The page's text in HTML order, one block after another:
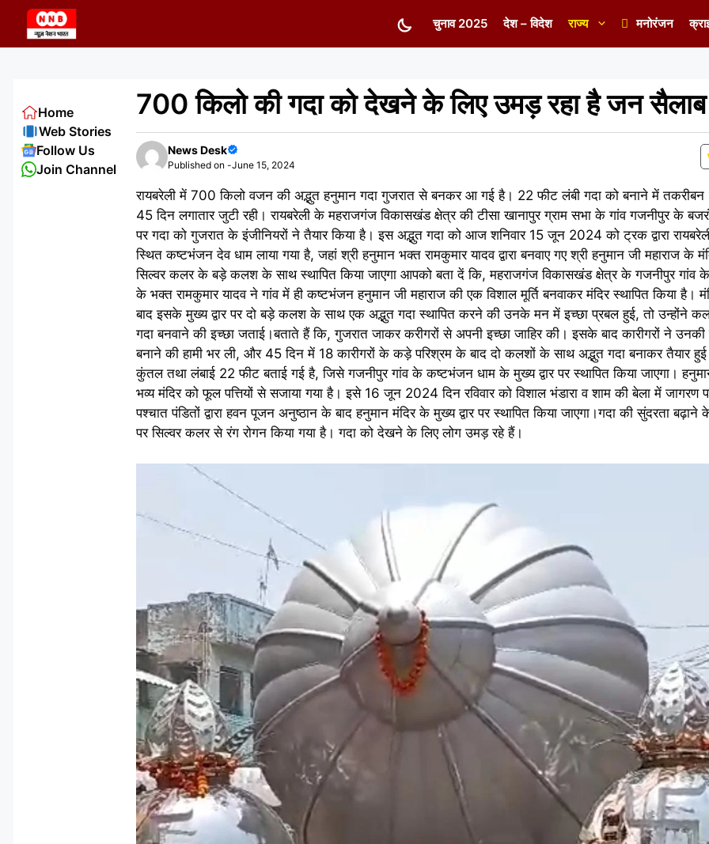
content
चुनाव 2025 देश – विदेश राज्य मनोरंजन
700 किलो की गदा को देखने के लिए उमड़ रहा है जन सैलाब
News Desk
Published on -June 15, 2024
रायबरेली में 700 किलो वजन की अद्भुत हनुमान गदा गुजरात से बनकर आ गई है। 22 फीट लंबी गदा को बनाने में तकरीबन
45 दिन लगातार जुटी रही। रायबरेली के महराजगंज विकासखंड क्षेत्र की टीसा खानापुर ग्राम सभा के गांव गजनीपुर के
पर गदा को गुजरात के इंजीनियरों ने तैयार किया है। इस अद्भुत गदा को आज शनिवार 15 जून 2024 को ट्रक द्वारा
स्थित कष्टभंजन देव धाम लाया गया है, जहां श्री हनुमान भक्त रामकुमार यादव द्वारा बनवाए गए श्री हनुमान जी महाराज के
सिल्वर कलर के बड़े कलश के साथ स्थापित किया जाएगा आपको बता दें कि, महराजगंज विकासखंड क्षेत्र के गजनीपुर गांव के
के भक्त रामकुमार यादव ने गांव में ही कष्टभंजन हनुमान जी महाराज की एक विशाल मूर्ति बनवाकर मंदिर स्थापित किया है।
बाद इसके मुख्य द्वार पर दो बड़े कलश के साथ एक अद्भुत गदा स्थापित करने की उनके मन में इच्छा प्रबल हुई, तो उन्होंने
गदा बनवाने की इच्छा जताई।बताते हैं कि, गुजरात जाकर करीगरों से अपनी इच्छा जाहिर की। इसके बाद कारीगरों ने
बनाने की हामी भर ली, और 45 दिन में 18 कारीगरों के कड़े परिश्रम के बाद दो कलशों के साथ अद्भुत गदा बनाकर तैयार
कुंतल तथा लंबाई 22 फीट बताई गई है, जिसे गजनीपुर गांव के कष्टभंजन धाम के मुख्य द्वार पर स्थापित किया जाएगा।
भव्य मंदिर को फूल पत्तियों से सजाया गया है। इसे 16 जून 2024 दिन रविवार को विशाल भंडारा व शाम की बेला में जागरण
पश्चात पंडितों द्वारा हवन पूजन अनुष्ठान के बाद हनुमान मंदिर के मुख्य द्वार पर स्थापित किया जाएगा।गदा की सुंदरता
पर सिल्वर कलर से रंग रोगन किया गया है। गदा को देखने के लिए लोग उमड़ रहे हैं।
Home
Web Stories
Follow Us
Join Channel